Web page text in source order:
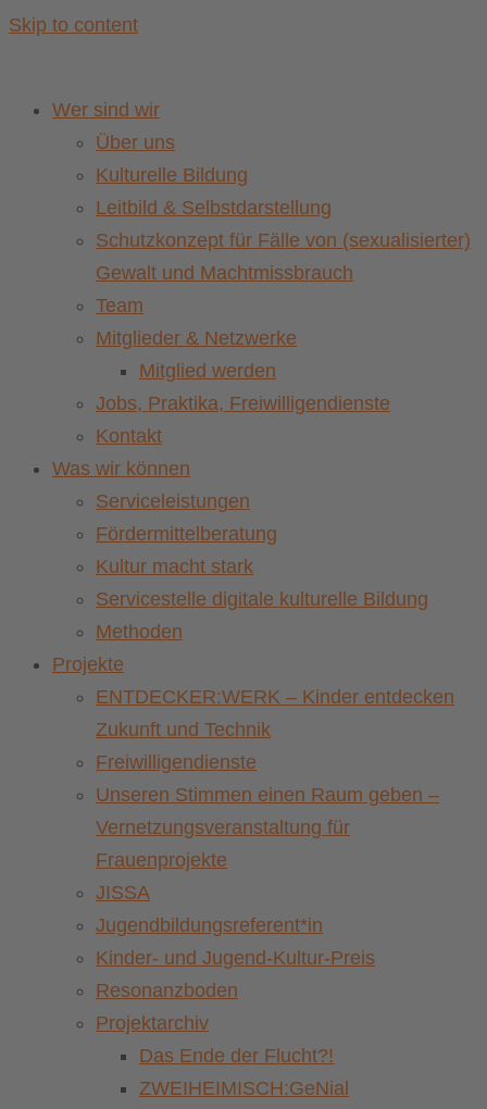
Skip to content
Wer sind wir
Über uns
Kulturelle Bildung
Leitbild & Selbstdarstellung
Schutzkonzept für Fälle von (sexualisierter)
Gewalt und Machtmissbrauch
Team
Mitglieder & Netzwerke
Mitglied werden
Jobs, Praktika, Freiwilligendienste
Kontakt
Was wir können
Serviceleistungen
Fördermittelberatung
Kultur macht stark
Servicestelle digitale kulturelle Bildung
Methoden
Projekte
ENTDECKER:WERK – Kinder entdecken
Zukunft und Technik
Freiwilligendienste
Unseren Stimmen einen Raum geben –
Vernetzungsveranstaltung für
Frauenprojekte
JISSA
Jugendbildungsreferent*in
Kinder- und Jugend-Kultur-Preis
Resonanzboden
Projektarchiv
Das Ende der Flucht?!
ZWEIHEIMISCH:GeNial